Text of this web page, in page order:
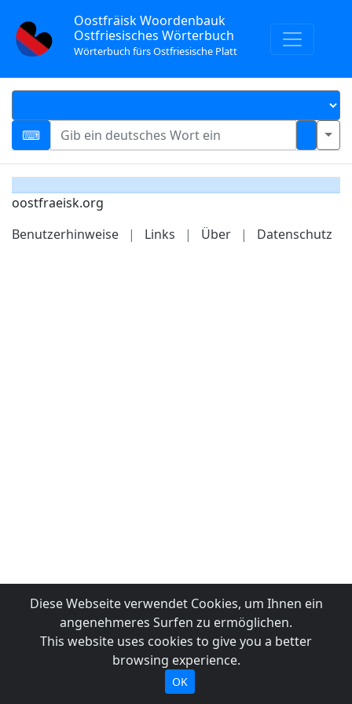
Oostfräisk Woordenbauk
Ostfriesisches Wörterbuch
Wörterbuch fürs Ostfriesische Platt
oostfraeisk.org
Benutzerhinweise
| Links | Über | Datenschutz
Diese Webseite verwendet Cookies, um Ihnen ein
angenehmeres Surfen zu ermöglichen.
This website uses cookies to give you a better
browsing experience.
OK